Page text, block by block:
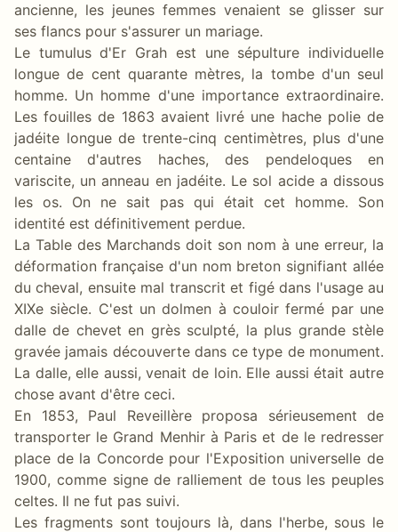
ancienne, les jeunes femmes venaient se glisser sur
ses flancs pour s'assurer un mariage.
Le tumulus d'Er Grah est une sépulture individuelle
longue de cent quarante mètres, la tombe d'un seul
homme. Un homme d'une importance extraordinaire.
Les fouilles de 1863 avaient livré une hache polie de
jadéite longue de trente-cinq centimètres, plus d'une
centaine d'autres haches, des pendeloques en
variscite, un anneau en jadéite. Le sol acide a dissous
les os. On ne sait pas qui était cet homme. Son
identité est définitivement perdue.
La Table des Marchands doit son nom à une erreur, la
déformation française d'un nom breton signifiant allée
du cheval, ensuite mal transcrit et figé dans l'usage au
XIXe siècle. C'est un dolmen à couloir fermé par une
dalle de chevet en grès sculpté, la plus grande stèle
gravée jamais découverte dans ce type de monument.
La dalle, elle aussi, venait de loin. Elle aussi était autre
chose avant d'être ceci.
En 1853, Paul Reveillère proposa sérieusement de
transporter le Grand Menhir à Paris et de le redresser
place de la Concorde pour l'Exposition universelle de
1900, comme signe de ralliement de tous les peuples
celtes. Il ne fut pas suivi.
Les fragments sont toujours là, dans l'herbe, sous le